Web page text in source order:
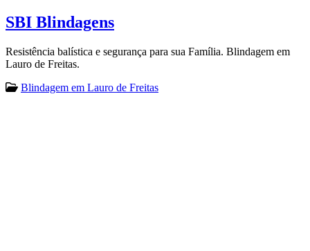
SBI Blindagens
Resistência balística e segurança para sua Família. Blindagem em
Lauro de Freitas.
Blindagem em Lauro de Freitas